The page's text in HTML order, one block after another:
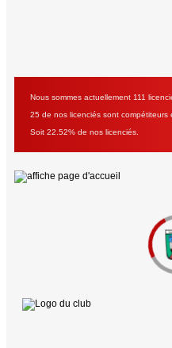
Nous sommes actuellement 111
25 de nos licenciés sont compétiteurs
Soit 22.52% de nos licenciés.